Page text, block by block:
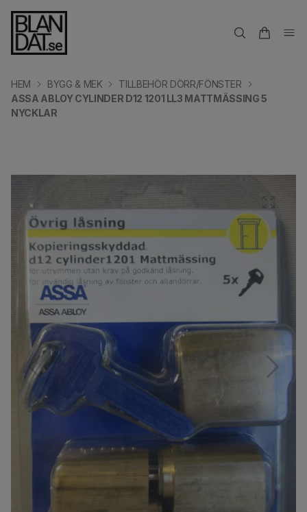
HEM BYGG & MEK
TILLBEHÖR DÖRR/FÖNSTER
ASSA ABLOY CYLINDER D12 1201 LL3 MATTMÄSSING 5
NYCKLAR